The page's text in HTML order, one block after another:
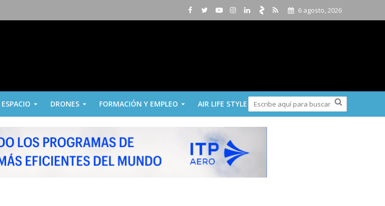
6 agosto, 2026
ESPACIO DRONES FORMACIÓN Y EMPLEO AIR LIFE STYLE